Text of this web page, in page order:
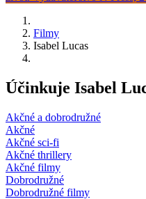
Filmy
Isabel Lucas
Účinkuje Isabel
Akčné a dobrodružné
Akčné
Akčné sci-fi
Akčné thrillery
Akčné filmy
Dobrodružné
Dobrodružné filmy